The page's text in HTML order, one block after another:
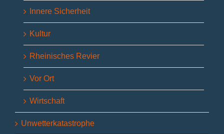
Innere Sicherheit
Kultur
Rheinisches Revier
Vor Ort
Wirtschaft
Unwetterkatastrophe